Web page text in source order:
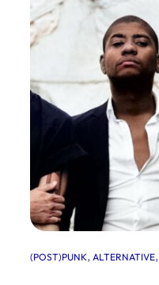
(POST)PUNK, ALTERNATIVE,